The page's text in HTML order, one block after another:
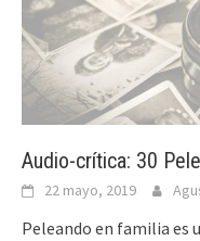
Audio-crítica: 30
22 mayo, 2019
Peleando en familia es